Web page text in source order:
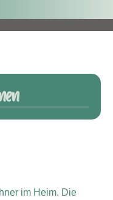
im Heim. Die